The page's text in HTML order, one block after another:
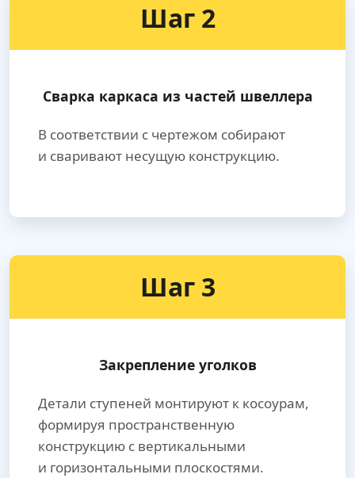
Шаг 2
Сварка каркаса из частей швеллера
В соответствии с чертежом собирают
и сваривают несущую конструкцию.
Шаг 3
Закрепление уголков
Детали ступеней монтируют к косоурам,
формируя пространственную
конструкцию с вертикальными
и горизонтальными плоскостями.